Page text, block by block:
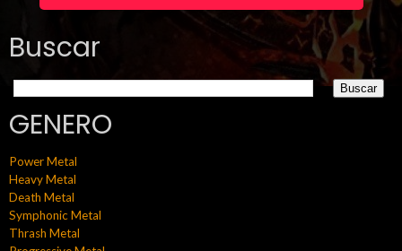
Buscar
GENERO
Power Metal
Heavy Metal
Death Metal
Symphonic Metal
Thrash Metal